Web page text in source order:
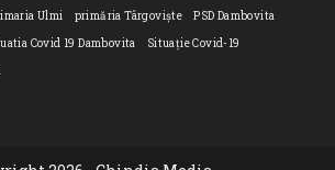
Ulmi primăria Târgoviște
PSD Dambovita
Covid 19 Dambovita
Situație Covid-19